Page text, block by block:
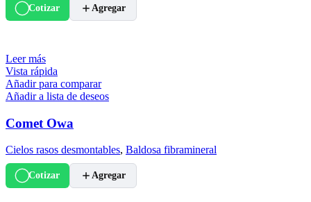
Cotizar Agregar
Leer más
Vista rápida
Añadir para comparar
Añadir a lista de deseos
Comet Owa
Cielos rasos desmontables, Baldosa fibramineral
Cotizar Agregar